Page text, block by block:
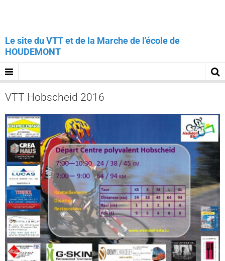
Le site du VTT et de la Marche de l'école de
HOUDEMONT
VTT Hobscheid 2016